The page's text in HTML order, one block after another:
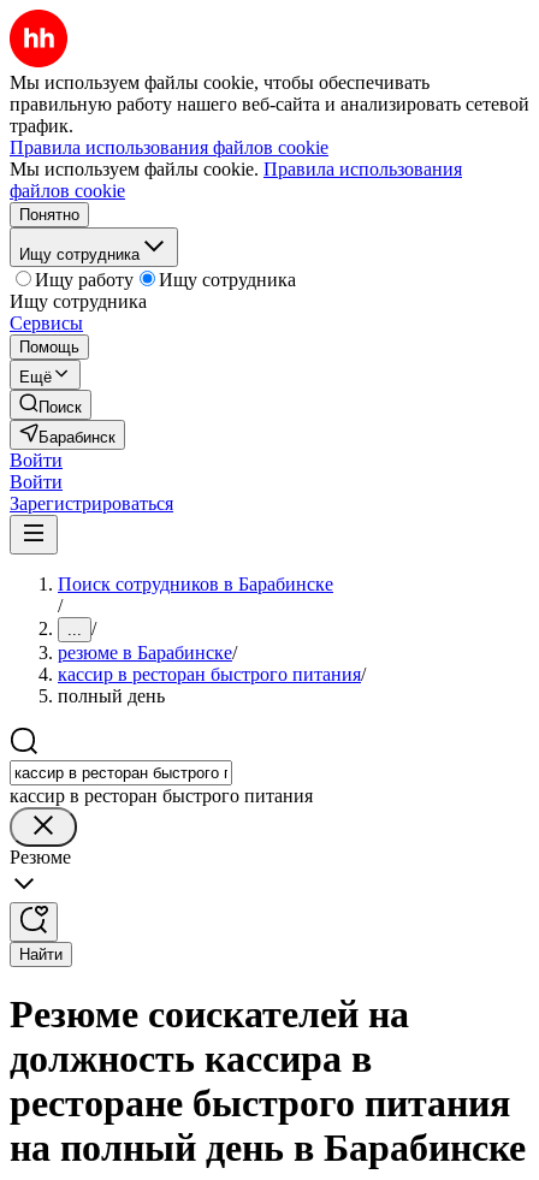
Мы используем файлы cookie, чтобы обеспечивать
правильную работу нашего веб-сайта и анализировать сетевой
трафик.
Правила использования файлов cookie
Мы используем файлы cookie. Правила использования
файлов cookie
Понятно
Ищу сотрудника
Ищу работу
Ищу сотрудника
Ищу сотрудника
Сервисы
Помощь
Ещё
Поиск
Барабинск
Войти
Войти
Зарегистрироваться
Поиск сотрудников в Барабинске
/
... /
резюме в Барабинске/
кассир в ресторан быстрого питания/
полный день
кассир в ресторан быстрого питания
Резюме
Найти
Резюме соискателей на
должность кассира в
ресторане быстрого питания
на полный день в Барабинске